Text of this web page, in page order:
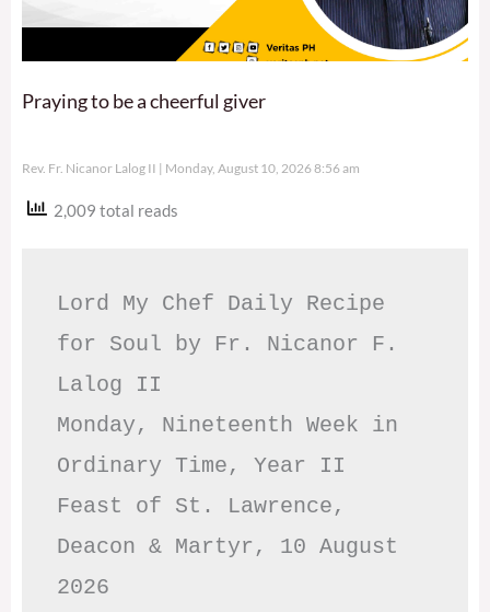
Praying to be a cheerful giver
Rev. Fr. Nicanor Lalog II Monday, August 10, 2026 8:56 am
2,009 total reads
Lord My Chef Daily Recipe
for Soul by Fr. Nicanor F.
Lalog II
Monday, Nineteenth Week in
Ordinary Time, Year II
Feast of St. Lawrence,
Deacon & Martyr, 10 August
2026